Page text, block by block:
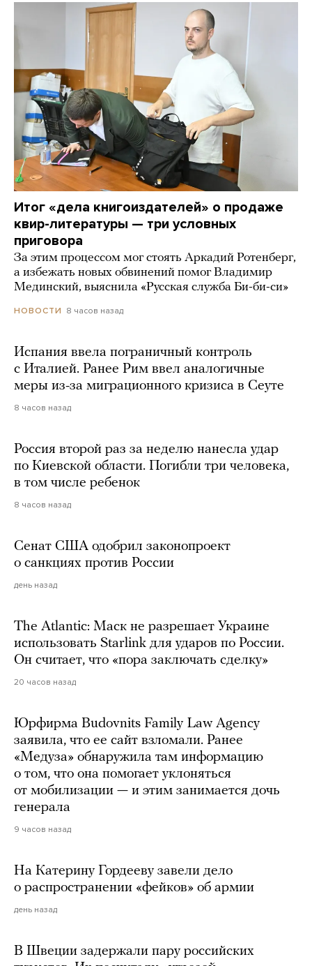
Итог «дела книгоиздателей» о продаже
квир-литературы — три условных
приговора
За этим процессом мог стоять Аркадий Ротенберг,
а избежать новых обвинений помог Владимир
Мединский, выяснила «Русская служба Би-би-си»
НОВОСТИ 8 часов назад
Испания ввела пограничный контроль
с Италией. Ранее Рим ввел аналогичные
меры из-за миграционного кризиса в Сеуте
8 часов назад
Россия второй раз за неделю нанесла удар
по Киевской области. Погибли три человека,
в том числе ребенок
8 часов назад
Сенат США одобрил законопроект
о санкциях против России
день назад
The Atlantic: Маск не разрешает Украине
использовать Starlink для ударов по России.
Он считает, что «пора заключать сделку»
20 часов назад
Юрфирма Budovnits Family Law Agency
заявила, что ее сайт взломали. Ранее
«Медуза» обнаружила там информацию
о том, что она помогает уклоняться
от мобилизации — и этим занимается дочь
генерала
9 часов назад
На Катерину Гордееву завели дело
о распространении «фейков» об армии
день назад
В Швеции задержали пару российских